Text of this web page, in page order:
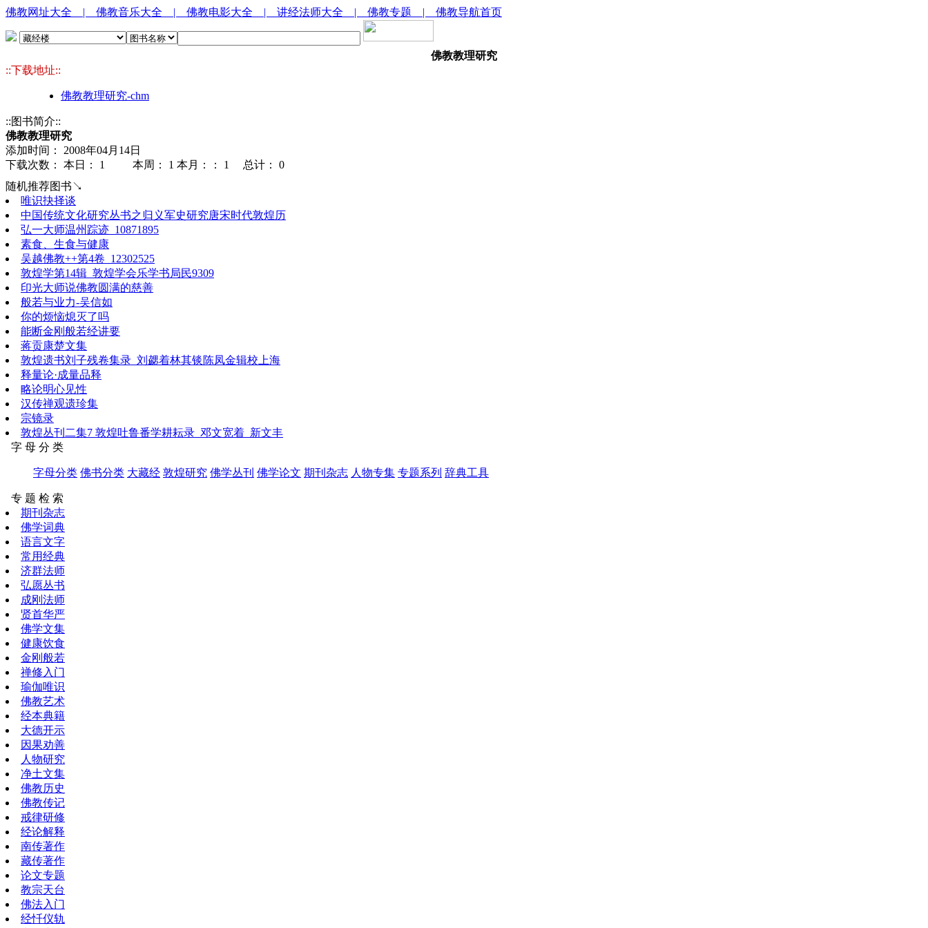
佛教网址大全 | 佛教音乐大全 | 佛教电影大全 | 讲经法师大全 | 佛教专题 | 佛教导航首页
佛教教理研究
::下载地址::
佛教教理研究-chm
::图书简介::
佛教教理研究
添加时间： 2008年04月14日
下载次数： 本日： 1 本周： 1 本月：： 1 总计： 0
随机推荐图书↘
唯识抉择谈
中国传统文化研究丛书之归义军史研究唐宋时代敦煌历
弘一大师温州踪迹_10871895
素食、生食与健康
吴越佛教++第4卷_12302525
敦煌学第14辑_敦煌学会乐学书局民9309
印光大师说佛教圆满的慈善
般若与业力-吴信如
你的烦恼熄灭了吗
能断金刚般若经讲要
蒋贡康楚文集
敦煌遗书刘子残卷集录_刘勰着林其锬陈凤金辑校上海
释量论·成量品释
略论明心见性
汉传禅观遗珍集
宗镜录
敦煌丛刊二集7 敦煌吐鲁番学耕耘录_邓文宽着_新文丰
字 母 分 类
字母分类 佛书分类 大藏经 敦煌研究 佛学丛刊 佛学论文 期刊杂志 人物专集 专题系列 辞典工具
专 题 检 索
期刊杂志
佛学词典
语言文字
常用经典
济群法师
弘愿丛书
成刚法师
贤首华严
佛学文集
健康饮食
金刚般若
禅修入门
瑜伽唯识
佛教艺术
经本典籍
大德开示
因果劝善
人物研究
净土文集
佛教历史
佛教传记
戒律研修
经论解释
南传著作
藏传著作
论文专题
教宗天台
佛法入门
经忏仪轨